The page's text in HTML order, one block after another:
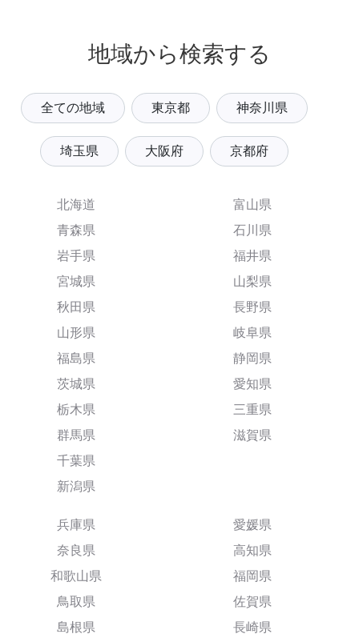
地域から検索する
全ての地域 東京都 神奈川県
埼玉県 大阪府 京都府
北海道
青森県
岩手県
宮城県
秋田県
山形県
福島県
茨城県
栃木県
群馬県
千葉県
新潟県
富山県
石川県
福井県
山梨県
長野県
岐阜県
静岡県
愛知県
三重県
滋賀県
兵庫県
奈良県
和歌山県
鳥取県
島根県
愛媛県
高知県
福岡県
佐賀県
長崎県